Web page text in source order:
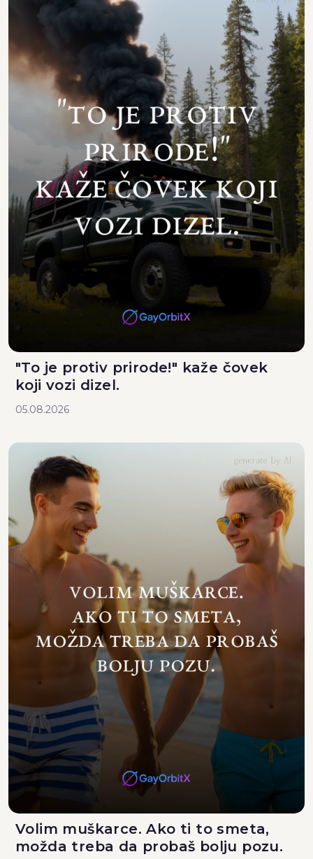
"To je protiv prirode!" kaže čovek
koji vozi dizel.
05.08.2026
Volim muškarce. Ako ti to smeta,
možda treba da probaš bolju pozu.